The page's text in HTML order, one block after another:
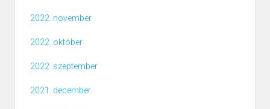
2022. november
2022. október
2022. szeptember
2021. december